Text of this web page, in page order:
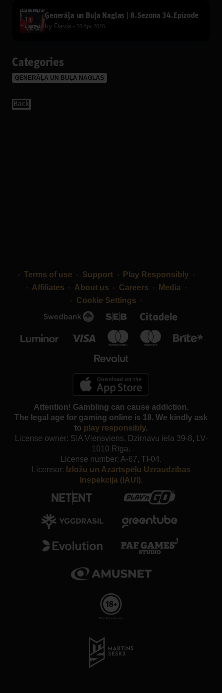
Ģenerāļa un Buļa Naglas | 8.Sezona 34.Epizode
by Dāvis 28 Apr 2026
Categories
ĢENERĀĻA UN BUĻA NAGLAS
Back
Terms of use Support
Play Responsibly
Affiliates
About us Careers
Media
Cookie Settings
Attention! Gambling can cause addiction.
The legal age for gaming online is 18. We kindly ask
to play responsibly.
License owner: SIA Viensviens, Dzirnavu iela 39-8, LV-
1010 Rīga.
License number: A-67, TI-04.
Licensor: Izložu un Azartspēļu Uzraudzības
Inspekcija (IAUI).